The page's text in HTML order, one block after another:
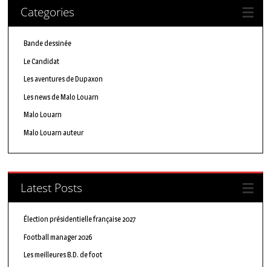
Categories
Bande dessinée
Le Candidat
Les aventures de Dupaxon
Les news de Malo Louarn
Malo Louarn
Malo Louarn auteur
Latest Posts
Élection présidentielle française 2027
Football manager 2026
Les meilleures B.D. de foot